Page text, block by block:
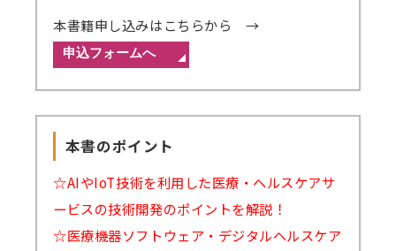
本書籍申し込みはこちらから →
本書のポイント
☆AIやIoT技術を利用した医療・ヘルスケアサ
ービスの技術開発のポイントを解説！
☆医療機器ソフトウェア・デジタルヘルスケア